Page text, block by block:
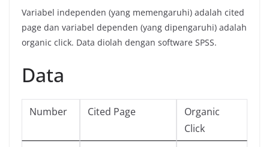
Variabel independen (yang memengaruhi) adalah cited
page dan variabel dependen (yang dipengaruhi) adalah
organic click. Data diolah dengan software SPSS.
Data
Number Cited Page
Organic
Click